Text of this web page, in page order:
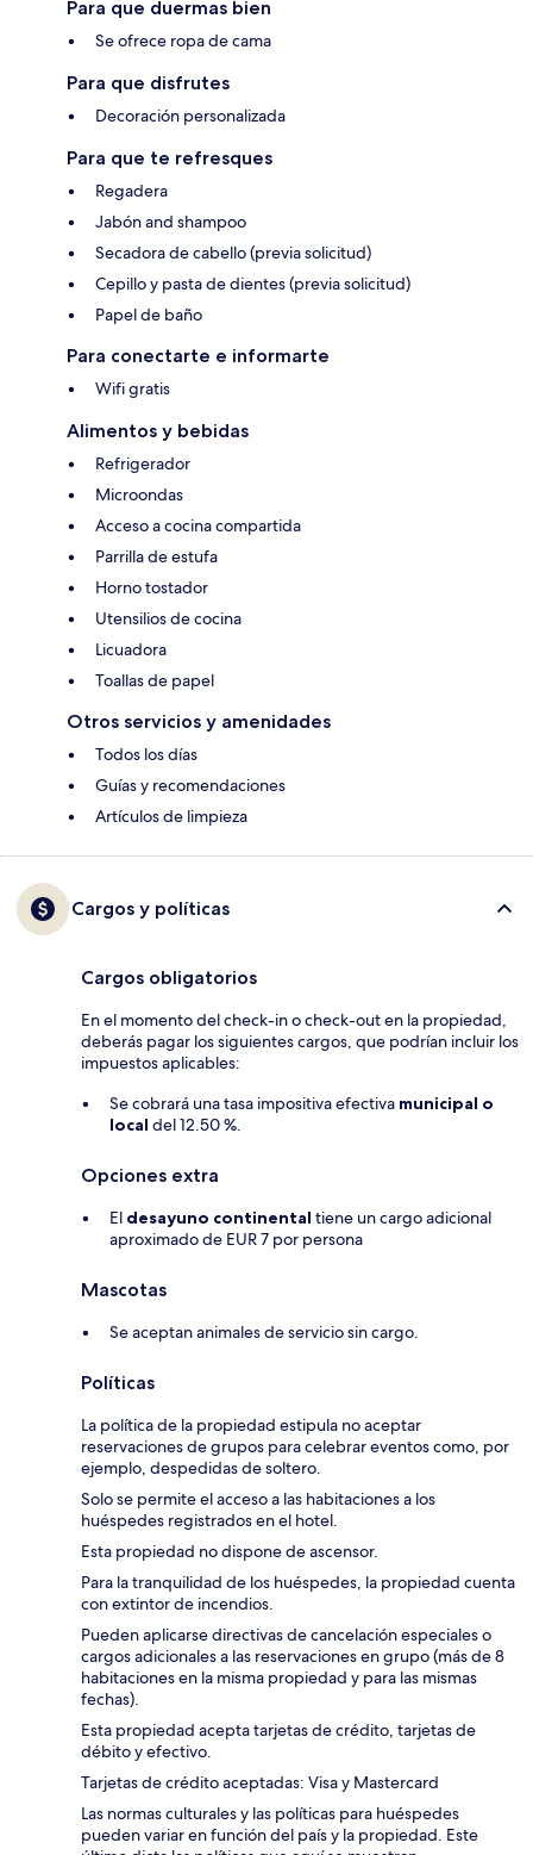
Para que duermas bien
Se ofrece ropa de cama
Para que disfrutes
Decoración personalizada
Para que te refresques
Regadera
Jabón and shampoo
Secadora de cabello (previa solicitud)
Cepillo y pasta de dientes (previa solicitud)
Papel de baño
Para conectarte e informarte
Wifi gratis
Alimentos y bebidas
Refrigerador
Microondas
Acceso a cocina compartida
Parrilla de estufa
Horno tostador
Utensilios de cocina
Licuadora
Toallas de papel
Otros servicios y amenidades
Todos los días
Guías y recomendaciones
Artículos de limpieza
Cargos y políticas
Cargos obligatorios
En el momento del check-in o check-out en la propiedad,
deberás pagar los siguientes cargos, que podrían incluir los
impuestos aplicables:
Se cobrará una tasa impositiva efectiva municipal o
local del 12.50 %.
Opciones extra
El desayuno continental tiene un cargo adicional
aproximado de EUR 7 por persona
Mascotas
Se aceptan animales de servicio sin cargo.
Políticas
La política de la propiedad estipula no aceptar
reservaciones de grupos para celebrar eventos como, por
ejemplo, despedidas de soltero.
Solo se permite el acceso a las habitaciones a los
huéspedes registrados en el hotel.
Esta propiedad no dispone de ascensor.
Para la tranquilidad de los huéspedes, la propiedad cuenta
con extintor de incendios.
Pueden aplicarse directivas de cancelación especiales o
cargos adicionales a las reservaciones en grupo (más de 8
habitaciones en la misma propiedad y para las mismas
fechas).
Esta propiedad acepta tarjetas de crédito, tarjetas de
débito y efectivo.
Tarjetas de crédito aceptadas: Visa y Mastercard
Las normas culturales y las políticas para huéspedes
pueden variar en función del país y la propiedad. Este